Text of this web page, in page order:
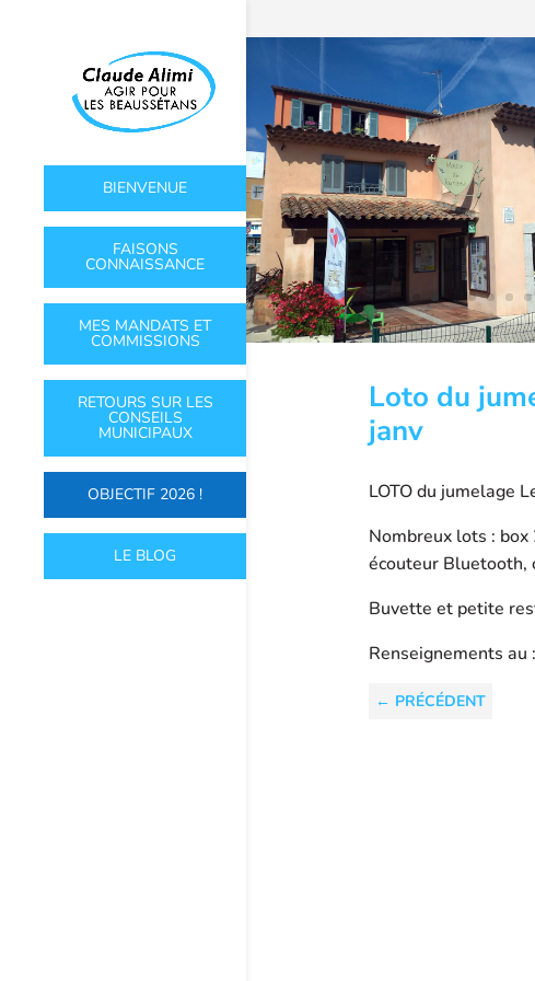
BIENVENUE
FAISONS
CONNAISSANCE
MES MANDATS ET
COMMISSIONS
RETOURS SUR LES
CONSEILS
MUNICIPAUX
OBJECTIF 2026 !
LE BLOG
Loto du
janv
LOTO du jumelage
Nombreux lots :
écouteur Bluetooth,
Buvette et petite
Renseignements
← PRÉCÉDENT